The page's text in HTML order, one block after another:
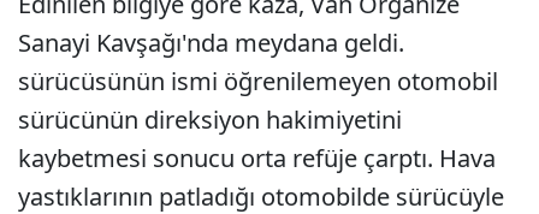
Sanayi Kavşağı'nda meydana geldi.
sürücüsünün ismi öğrenilemeyen otomobil
sürücünün direksiyon hakimiyetini
kaybetmesi sonucu orta refüje çarptı. Hava
yastıklarının patladığı otomobilde sürücüyle